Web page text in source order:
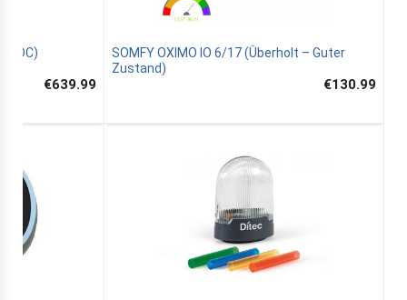
DC)
€639.99
SOMFY OXIMO IO 6/17 (Überholt – Guter
Zustand)
€130.99